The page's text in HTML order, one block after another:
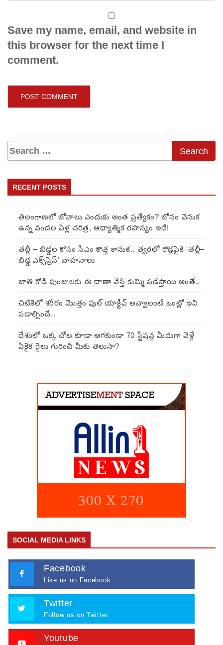
Save my name, email, and website in
this browser for the next time I
comment.
RECENT POSTS
తెలంగాణలో బోనాలు ఎందుకు అంత ప్రత్యేకం? బోనం వెనుక
ఉన్న వందల ఏళ్ల చరిత్ర, ఆధ్యాత్మిక రహస్యం ఇదే!
తల్లీ – బిడ్డల కోసం సీఎం కొత్త కానుక.. త్వరలో రోడ్లపైకి ‘తల్లీ–
బిడ్డ ఎక్స్‌ప్రెస్’ వాహనాలు
జాతి కోడి పుంజులకు ఈ దాణా వేస్తే కుమ్మి పడేస్తాయి అంతే..
చిటికెలో శరీరం మొత్తం ఫుల్ యాక్టీవ్ అవ్వాలంటే ఒంట్లో ఇవి
పడాల్సిందే..
దేశంలో ఒక్క చోట కూడా ఆగకుండా 70 స్టేషన్ల మీదుగా వెళ్లే
ఏకైక రైలు గురించి మీకు తెలుసా?
SOCIAL MEDIA LINKS
Facebook
Like us on Facebook
Twitter
Follow us on Twitter
Youtube